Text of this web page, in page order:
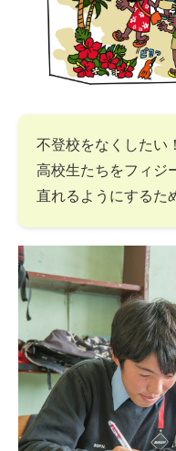
不登校をなくしたい
高校生たちをフィジ
直れるようにするた